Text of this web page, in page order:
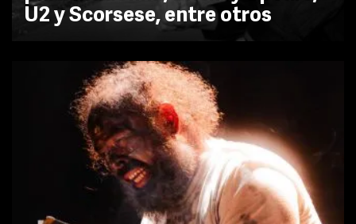
U2 y Scorsese, entre otros